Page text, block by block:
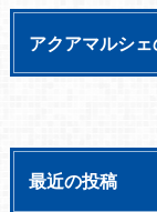
アクアマルシ
最近の投稿